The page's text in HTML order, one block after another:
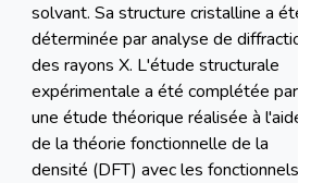
solvant. Sa structure cristalline a été
déterminée par analyse de diffraction
des rayons X. L'étude structurale
expérimentale a été complétée par
une étude théorique réalisée à l'aide
de la théorie fonctionnelle de la
densité (DFT) avec les fonctionnels